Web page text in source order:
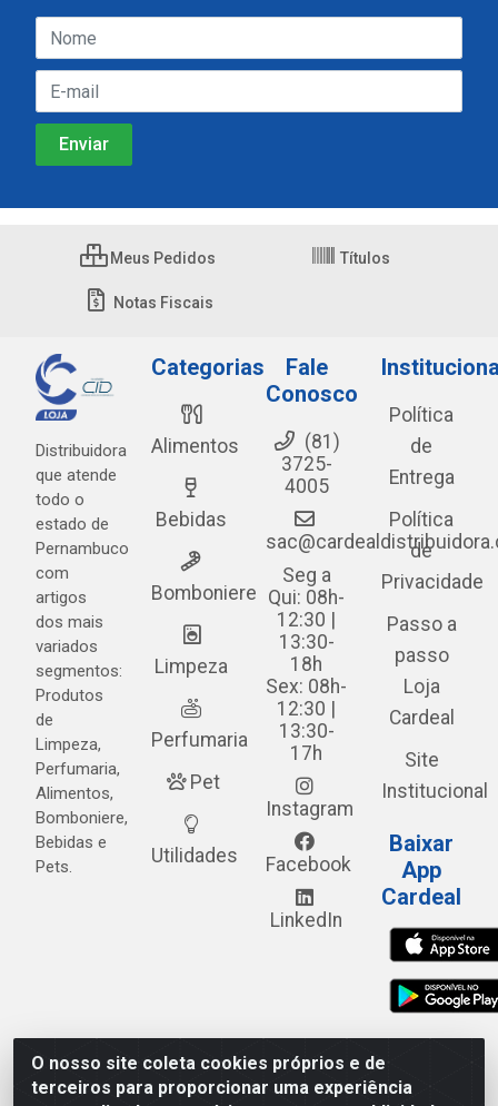
O nosso site coleta cookies próprios e de
terceiros para proporcionar uma experiência
Meus Pedidos Títulos
Notas Fiscais
Distribuidora
que atende
todo o
estado de
Pernambuco
com
artigos
dos mais
variados
segmentos:
Produtos
de
Limpeza,
Perfumaria,
Alimentos,
Bomboniere,
Bebidas e
Pets.
Categorias
Alimentos
Bebidas
Bomboniere
Limpeza
Perfumaria
Pet
Utilidades
Fale
Conosco
(81)
3725-
4005
Seg a
Qui: 08h-
12:30 |
13:30-
18h
Sex: 08h-
12:30 |
13:30-
17h
Instagram
Facebook
LinkedIn
Política
de
Entrega
Política
de
Privacidade
Passo a
passo
Loja
Cardeal
Site
Institucional
Baixar
App
Cardeal
Cardeal Distribuidora - Estrada Alto do Moura, 582 - Alto
do Moura - Caruaru/PE - CEP 55.040-120 - CNPJ